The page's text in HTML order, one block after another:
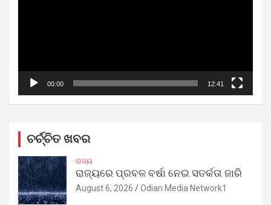
00:00 12:41
ଚର୍ଚ୍ଚିତ ଖବର
ରାଜ୍ୟ
ରାଜ୍ୟରେ ପ୍ରବଳ ବର୍ଷା ନେଇ ସତର୍କତା ଜାରି
August 6, 2026 Odian Media Network1